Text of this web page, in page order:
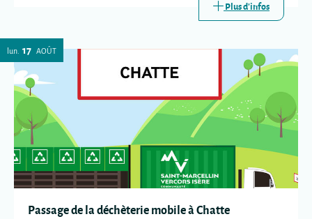
Plus d'infos
lun. 17 AOÛT
Passage de la déchèterie mobile à Chatte